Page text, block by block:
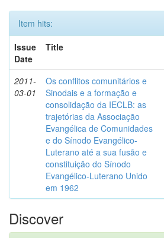
Item hits:
Issue
Date
Title
2011-
03-01
Os conflitos comunitários e
Sinodais e a formação e
consolidação da IECLB: as
trajetórias da Associação
Evangélica de Comunidades
e do Sínodo Evangélico-
Luterano até a sua fusão e
constituição do Sínodo
Evangélico-Luterano Unido
em 1962
Discover